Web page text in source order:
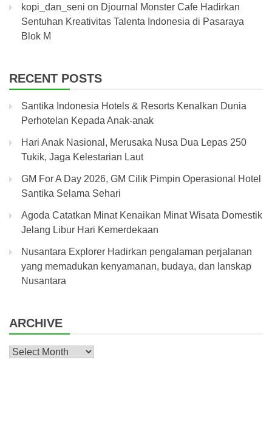
kopi_dan_seni on Djournal Monster Cafe Hadirkan
Sentuhan Kreativitas Talenta Indonesia di Pasaraya
Blok M
RECENT POSTS
Santika Indonesia Hotels & Resorts Kenalkan Dunia
Perhotelan Kepada Anak-anak
Hari Anak Nasional, Merusaka Nusa Dua Lepas 250
Tukik, Jaga Kelestarian Laut
GM For A Day 2026, GM Cilik Pimpin Operasional Hotel
Santika Selama Sehari
Agoda Catatkan Minat Kenaikan Minat Wisata Domestik
Jelang Libur Hari Kemerdekaan
Nusantara Explorer Hadirkan pengalaman perjalanan
yang memadukan kenyamanan, budaya, dan lanskap
Nusantara
ARCHIVE
Archive